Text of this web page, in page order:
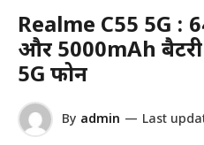
Realme C55 5G :
और 5000mAh
5G फोन
By admin — Last